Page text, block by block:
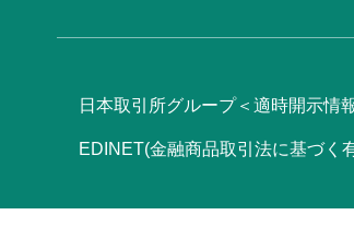
日本取引所グループ＜適時開示情
EDINET(金融商品取引法に基づく